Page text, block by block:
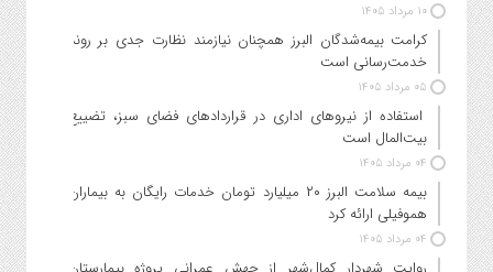
۱۰ مرداد ۱۴۰۵
کرامت بیمه‌شدگان البرز همچنان نیازمند نظارت جدی بر روند
خدمت‌رسانی است
۰۵ مرداد ۱۴۰۵
استفاده از نیروهای اداری در قراردادهای فضای سبز، تضییع
بیت‌المال است
۰۴ مرداد ۱۴۰۵
بیمه سلامت البرز ۲۰ میلیارد تومان خدمات رایگان به بیماران
هموفیلی ارائه کرد
۰۴ مرداد ۱۴۰۵